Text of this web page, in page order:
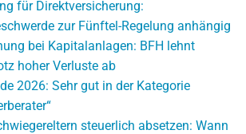
für Direktversicherung:
zur Fünftel-Regelung anhängig
bei Kapitalanlagen: BFH lehnt
hoher Verluste ab
2026: Sehr gut in der Kategorie
steuerlich absetzen: Wann